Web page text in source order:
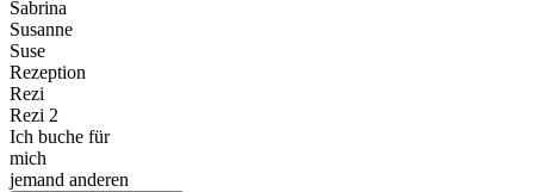
Sabrina
Susanne
Suse
Rezeption
Rezi
Rezi 2
Ich buche für
mich
jemand anderen